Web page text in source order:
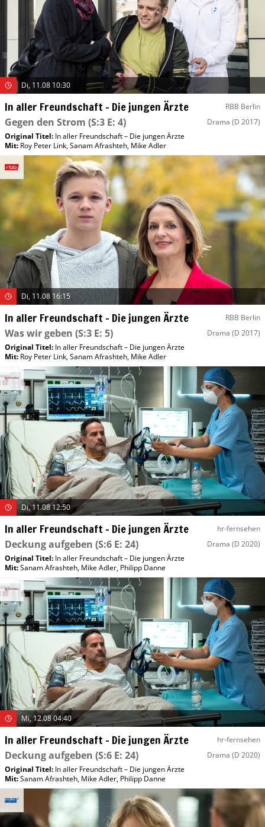
Di, 11.08 10:30
In aller Freundschaft – Die jungen Ärzte RBB Berlin
Gegen den Strom (S:3 E: 4) Drama (D 2017)
Original Titel: In aller Freundschaft – Die jungen Ärzte
Mit: Roy Peter Link,Sanam Afrashteh, Mike Adler
Di, 11.08 16:15
In aller Freundschaft – Die jungen Ärzte RBB Berlin
Was wir geben (S:3 E: 5) Drama (D 2017)
Original Titel: In aller Freundschaft – Die jungen Ärzte
Mit: Roy Peter Link,Sanam Afrashteh, Mike Adler
Di, 11.08 12:50
In aller Freundschaft – Die jungen Ärzte hr-fernsehen
Deckung aufgeben (S:6 E: 24) Drama (D 2020)
Original Titel: In aller Freundschaft – Die jungen Ärzte
Mit:Sanam Afrashteh, Mike Adler, Philipp Danne
Mi, 12.08 04:40
In aller Freundschaft – Die jungen Ärzte hr-fernsehen
Deckung aufgeben (S:6 E: 24) Drama (D 2020)
Original Titel: In aller Freundschaft – Die jungen Ärzte
Mit:Sanam Afrashteh, Mike Adler, Philipp Danne